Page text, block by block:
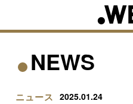
NEWS
ニュース 2025.01.24